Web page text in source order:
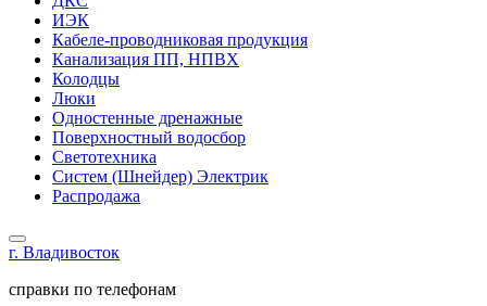
ИЭК
Кабеле-проводниковая продукция
Канализация ПП, НПВХ
Колодцы
Люки
Одностенные дренажные
Поверхностный водосбор
Светотехника
Систем (Шнейдер) Электрик
Распродажа
г. Владивосток
справки по телефонам